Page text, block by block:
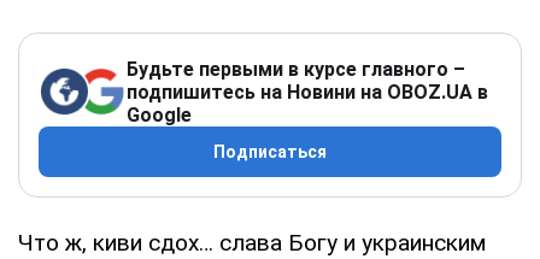
Будьте первыми в курсе главного –
подпишитесь на Новини на OBOZ.UA в
Google
Подписаться
Что ж, киви сдох… слава Богу и украинским